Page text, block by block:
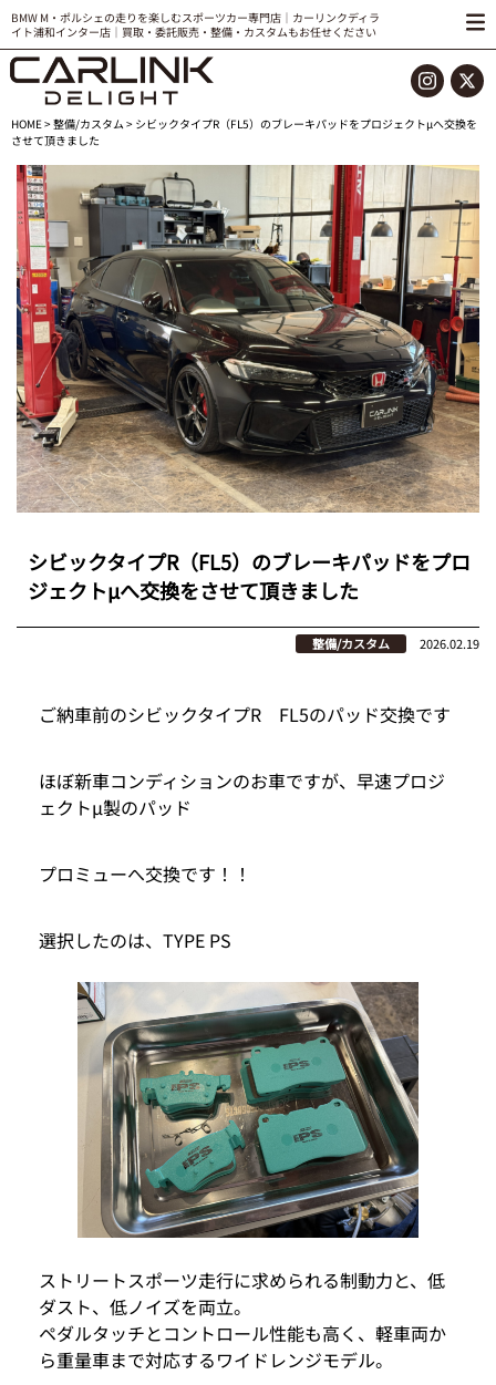
BMW M・ポルシェの走りを楽しむスポーツカー専門店｜カーリンクディラ
イト浦和インター店｜買取・委託販売・整備・カスタムもお任せください
HOME>整備/カスタム> シビックタイプR（FL5）のブレーキパッドをプロジェクトμへ交換を
させて頂きました
シビックタイプR（FL5）のブレーキパッドをプロ
ジェクトμへ交換をさせて頂きました
整備/カスタム 2026.02.19
ご納車前のシビックタイプR FL5のパッド交換です
ほぼ新車コンディションのお車ですが、早速プロジ
ェクトμ製のパッド
プロミューへ交換です！！
選択したのは、TYPE PS
ストリートスポーツ走行に求められる制動力と、低
ダスト、低ノイズを両立。
ペダルタッチとコントロール性能も高く、軽車両か
ら重量車まで対応するワイドレンジモデル。